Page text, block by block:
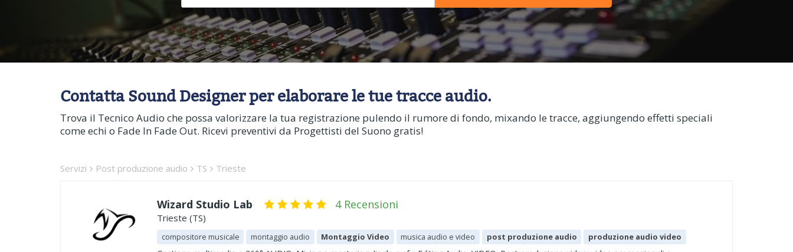
Contatta Sound Designer per elaborare le tue tracce audio.
Trova il Tecnico Audio che possa valorizzare la tua registrazione pulendo il rumore di fondo, mixando le tracce, aggiungendo effetti speciali
come echi o Fade In Fade Out. Ricevi preventivi da Progettisti del Suono gratis!
Servizi Post produzione audio TS Trieste
Wizard Studio Lab 4 Recensioni
Trieste (TS)
compositore musicale montaggio audio Montaggio Video musica audio e video post produzione audio produzione audio video